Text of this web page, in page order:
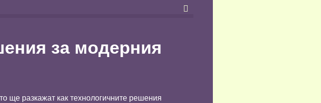

за модерния
ще разкажат как технологичните решения